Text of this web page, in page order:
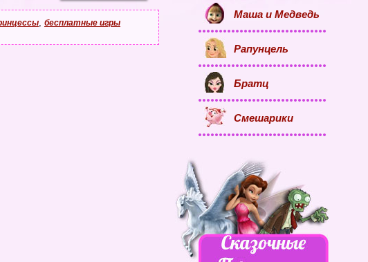
, бесплатные игры
Маша и Медведь
Рапунцель
Братц
Смешарики